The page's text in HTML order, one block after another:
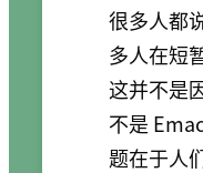
很多人都
多人在短
这并不是
不是
题在于人